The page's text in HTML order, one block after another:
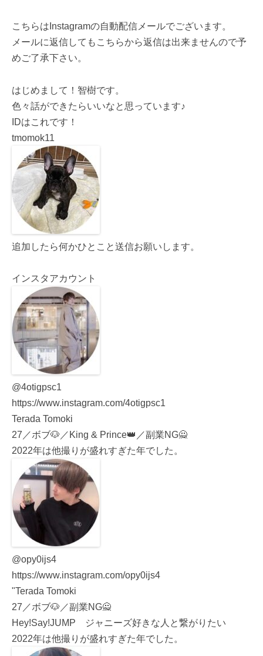
こちらはInstagramの自動配信メールでございます。
メールに返信してもこちらから返信は出来ませんので予
めご了承下さい。
はじめまして！智樹です。
色々話ができたらいいなと思っています♪
IDはこれです！
tmomok11
追加したら何かひとこと送信お願いします。
インスタアカウント
@4otigpsc1
https://www.instagram.com/4otigpsc1
Terada Tomoki
27／ボブ🐶／King & Prince👑／副業NG🙅
2022年は他撮りが盛れすぎた年でした。
@opy0ijs4
https://www.instagram.com/opy0ijs4
"Terada Tomoki
27／ボブ🐶／副業NG🙅
Hey!Say!JUMP ジャニーズ好きな人と繋がりたい
2022年は他撮りが盛れすぎた年でした。